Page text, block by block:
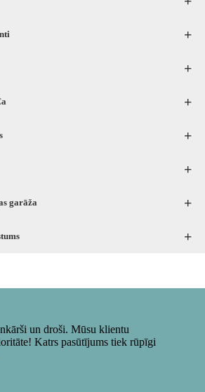
+
+
+
+
+
+
garāža
+
un droši. Mūsu klientu
Katrs pasūtījums tiek rūpīgi